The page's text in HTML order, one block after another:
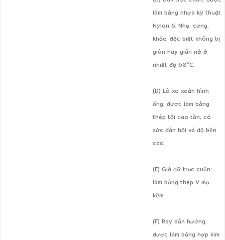
làm bằng nhựa kỹ thuật
Nylon 6. Nhẹ, cứng,
khỏe, đặc biệt không bị
giòn hay giãn nở ở
nhiệt độ 60oC.
(D) Lò xo xoắn hình
ống, được làm bằng
thép tối cao tần, có
sức đàn hồi và độ bền
cao.
(E) Giá đỡ trục cuốn:
làm bằng thép V mạ
kẽm
(F) Ray dẫn hướng:
được làm bằng hợp kim